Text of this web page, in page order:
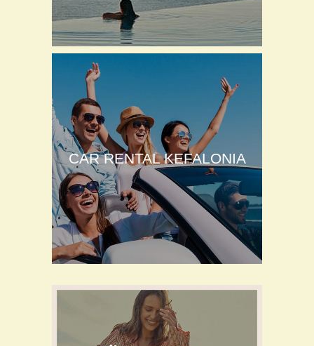
CAR RENTAL KEFALONIA